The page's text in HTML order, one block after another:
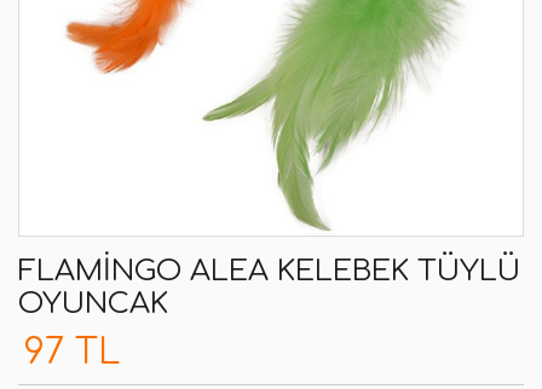
FLAMINGO ALEA KELEBEK TÜYLÜ
OYUNCAK
97 TL